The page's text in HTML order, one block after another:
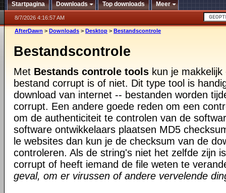
Startpagina Downloads Top downloads Meer
8/7/2026 4:16:57 AM
AfterDawn > Downloads > Desktop > Bestandscontrole
Bestandscontrole
Met Bestands controle tools kun je
bestand corrupt is of niet. Dit type tool is
download van internet -- bestanden worden
corrupt. Een andere goede reden om een
om de authenticiteit te controlen van de
software ontwikkelaars plaatsen MD5
le websites dan kun je de checksum van de
controleren. Als de string's niet het zelfde zijn
corrupt of heeft iemand de file weten te
geval, om er virussen of andere vervelende